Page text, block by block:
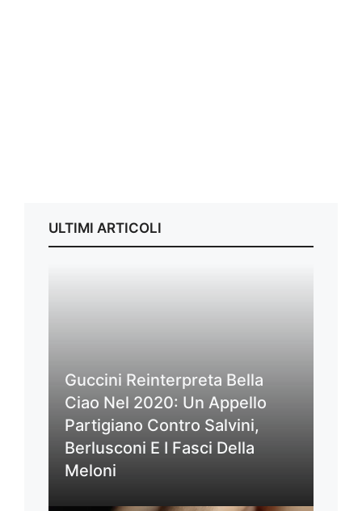
ULTIMI ARTICOLI
Guccini Reinterpreta Bella
Ciao Nel 2020: Un Appello
Partigiano Contro Salvini,
Berlusconi E I Fasci Della
Meloni